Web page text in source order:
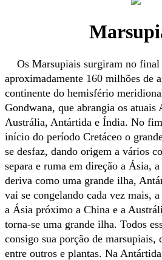
Os Marsupiais surgiram no final
aproximadamente 160 milhões de
continente do hemisfério
Gondwana, que abrangia os
Austrália, Antártida e Índia. No
início do período Cretáceo o
se desfaz, dando origem a vários
separa e ruma em direção a Ásia,
deriva como uma grande ilha,
vai se congelando cada vez mais,
a Ásia próximo a China e a
torna-se uma grande ilha. Todos
consigo sua porção de marsupiais,
entre outros e plantas. Na